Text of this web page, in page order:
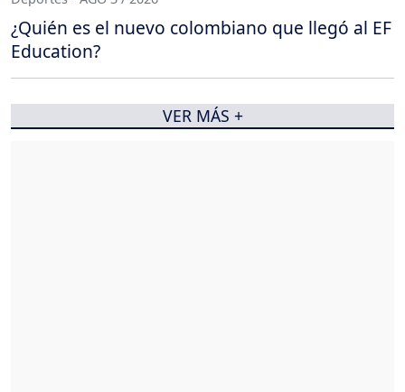
¿Quién es el nuevo colombiano que llegó al EF
Education?
VER MÁS +